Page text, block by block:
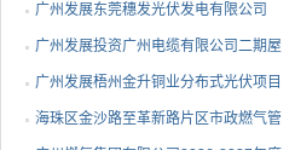
布式光伏项目EPC总承包...
广州发展东莞穗发光伏发电有限公司
（广州港新沙港务有限公...
广州发展投资广州电缆有限公司二期屋
顶分布式光伏项目EPC...
广州发展梧州金升铜业分布式光伏项目
EPC总承包招标公告
海珠区金沙路至革新路片区市政燃气管